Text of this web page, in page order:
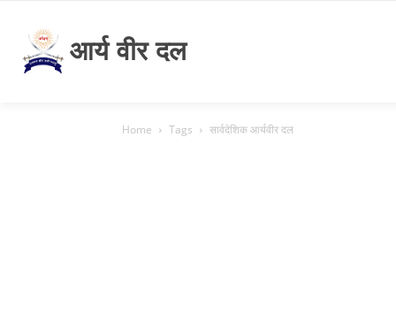
आर्य वीर दल
Home Tags सार्वदेशिक आर्यवीर दल